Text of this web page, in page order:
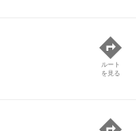
ルート
を見る